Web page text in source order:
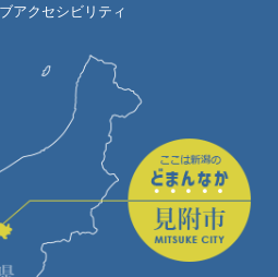
アクセシビリティ